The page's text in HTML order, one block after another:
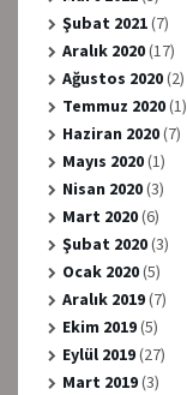
Şubat 2021(7)
Aralık 2020(17)
Ağustos 2020(2)
Temmuz 2020(1)
Haziran 2020(7)
Mayıs 2020(1)
Nisan 2020(3)
Mart 2020(6)
Şubat 2020(3)
Ocak 2020(5)
Aralık 2019(7)
Ekim 2019(5)
Eylül 2019(27)
Mart 2019(3)